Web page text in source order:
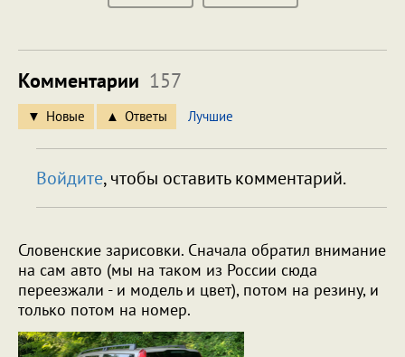
Комментарии 157
Новые Ответы Лучшие
Войдите, чтобы оставить комментарий.
Словенские зарисовки. Сначала обратил внимание
на сам авто (мы на таком из Росcии сюда
переезжали - и модель и цвет), потом на резину, и
только потом на номер.